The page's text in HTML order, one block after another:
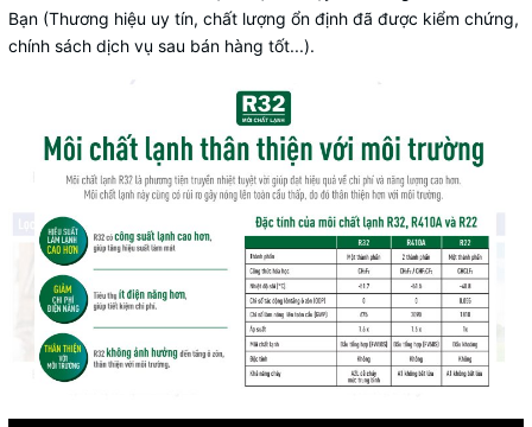
Bạn (Thương hiệu uy tín, chất lượng ổn định đã được kiểm chứng,
chính sách dịch vụ sau bán hàng tốt...).